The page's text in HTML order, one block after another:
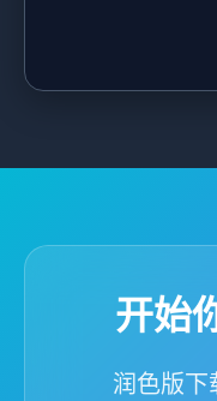
开始
润色版下